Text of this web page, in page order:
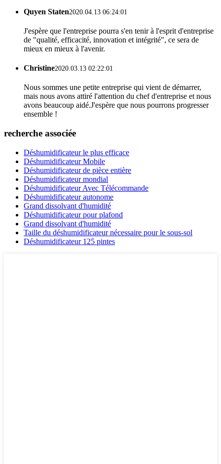
Quyen Staten2020.04.13 06:24:01
J'espère que l'entreprise pourra s'en tenir à l'esprit d'entreprise
de "qualité, efficacité, innovation et intégrité", ce sera de
mieux en mieux à l'avenir.
Christine2020.03.13 02:22:01
Nous sommes une petite entreprise qui vient de démarrer,
mais nous avons attiré l'attention du chef d'entreprise et nous
avons beaucoup aidé.J'espère que nous pourrons progresser
ensemble !
recherche associée
Déshumidificateur le plus efficace
Déshumidificateur Mobile
Déshumidificateur de pièce entière
Déshumidificateur mondial
Déshumidificateur Avec Télécommande
Déshumidificateur autonome
Grand dissolvant d'humidité
Déshumidificateur pour plafond
Grand dissolvant d'humidité
Taille du déshumidificateur nécessaire pour le sous-sol
Déshumidificateur 125 pintes